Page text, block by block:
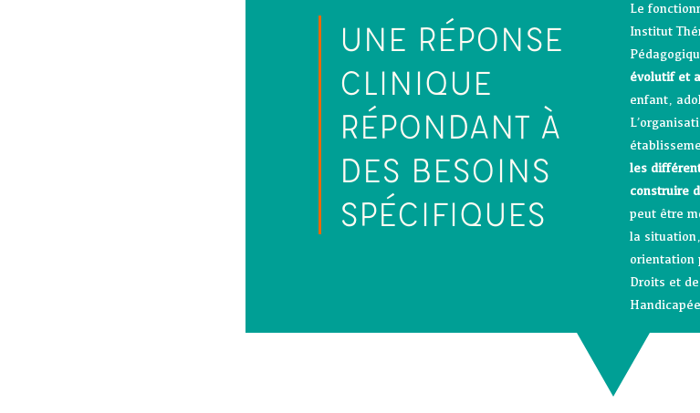
UNE RÉPONSE
CLINIQUE
RÉPONDANT À
DES BESOINS
SPÉCIFIQUES
Le
Institut
évolutif et
enfant,
les
construire
peut être
la
orientation
Droits et